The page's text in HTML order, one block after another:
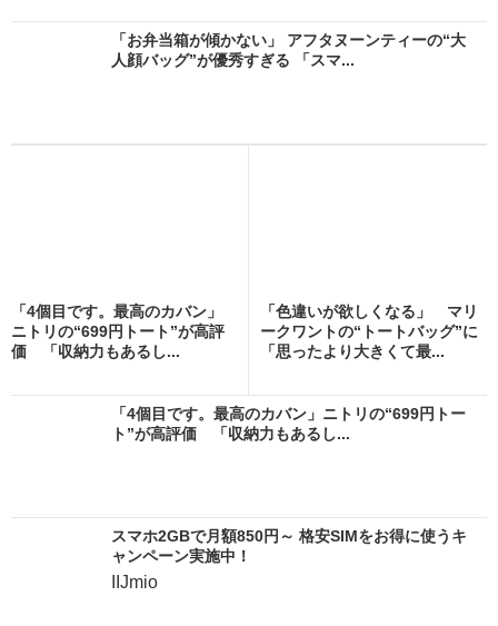
「お弁当箱が傾かない」 アフタヌーンティーの“大
人顔バッグ”が優秀すぎる 「スマ...
「4個目です。最高のカバン」
ニトリの“699円トート”が高評
価 「収納力もあるし...
「色違いが欲しくなる」 マリ
ークワントの“トートバッグ”に
「思ったより大きくて最...
「4個目です。最高のカバン」ニトリの“699円トー
ト”が高評価 「収納力もあるし...
スマホ2GBで月額850円～ 格安SIMをお得に使うキ
ャンペーン実施中！
IIJmio